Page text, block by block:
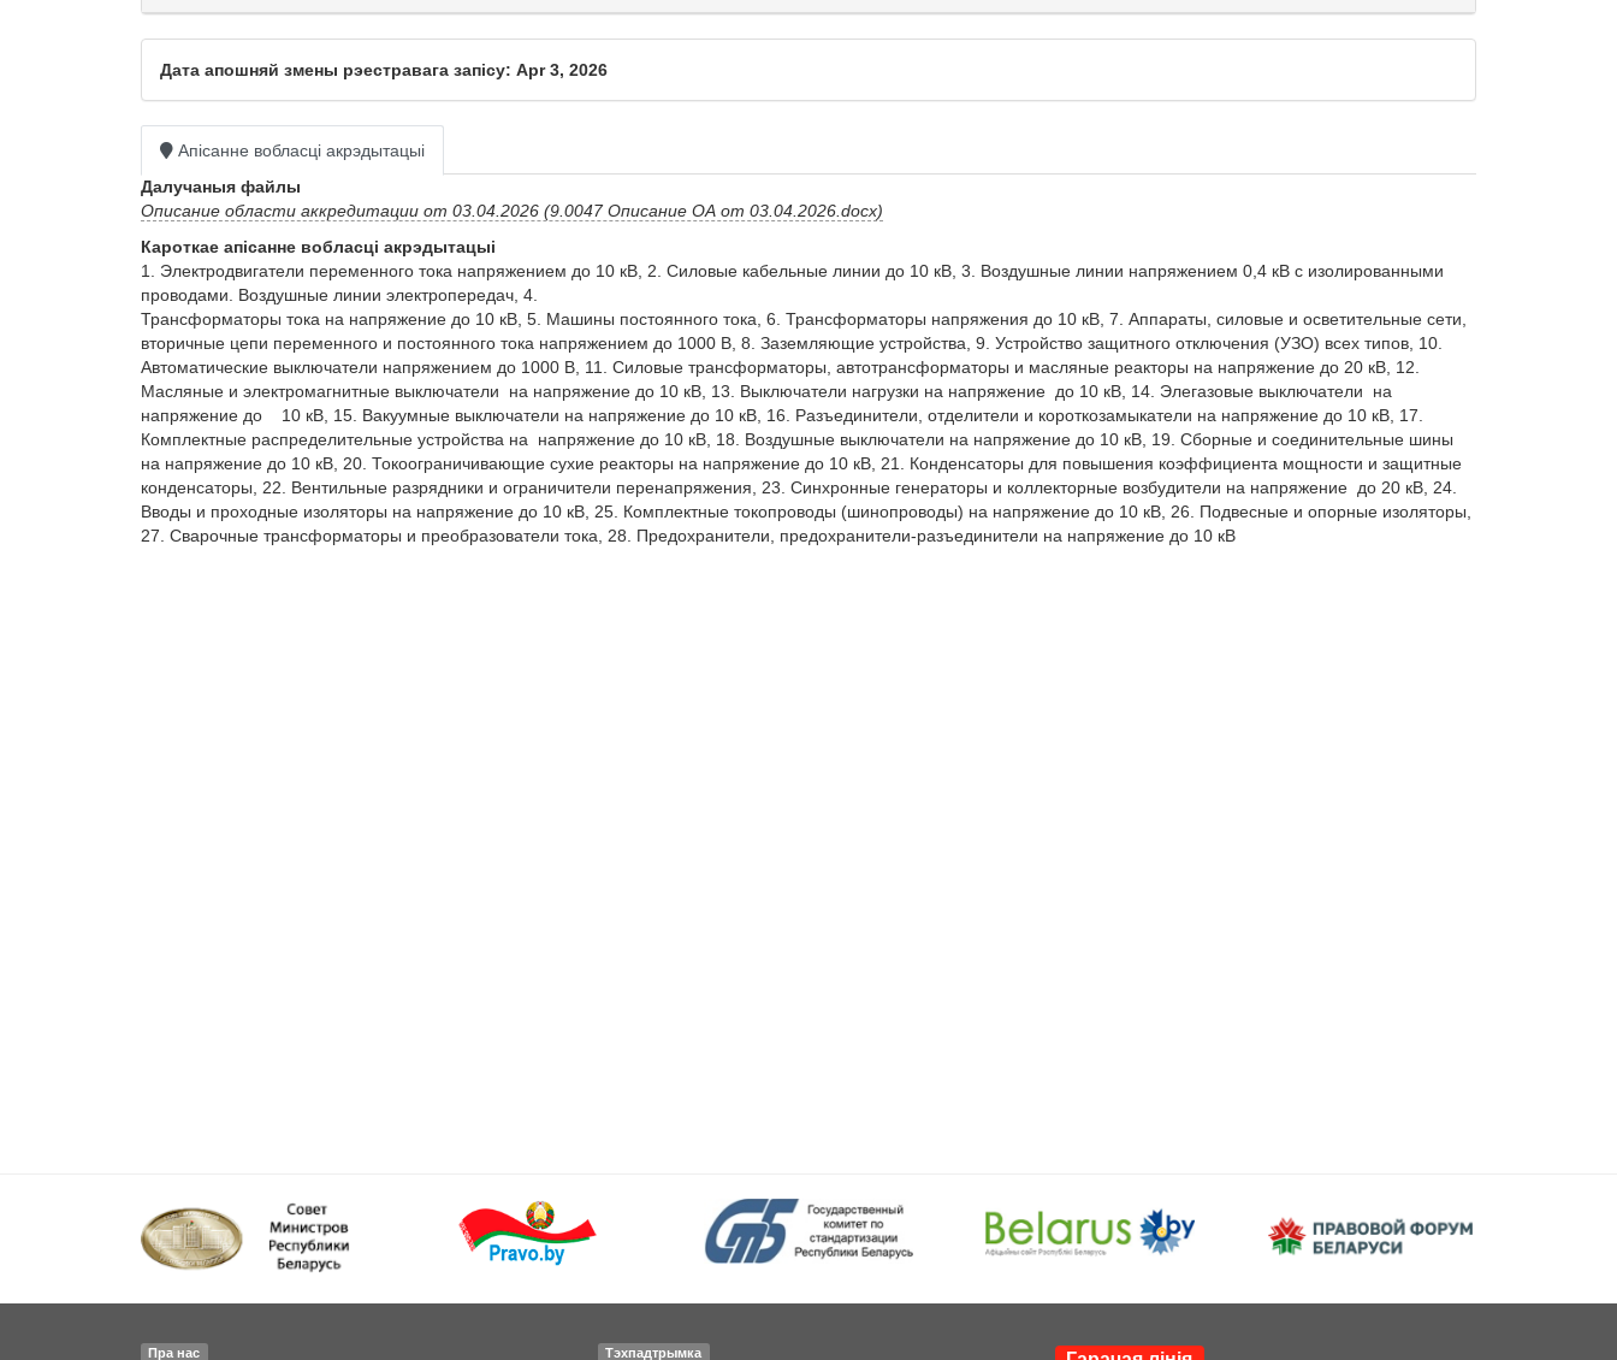
Дата апошняй змены рэестравага запісу: Apr 3, 2026
Апісанне вобласці акрэдытацыі
Далучаныя файлы
Описание области аккредитации от 03.04.2026 (9.0047 Описание ОА от 03.04.2026.docx)
Кароткае апісанне вобласці акрэдытацыі
1. Электродвигатели переменного тока напряжением до 10 кВ, 2. Силовые кабельные линии до 10 кВ, 3. Воздушные линии напряжением 0,4 кВ с изолированными
проводами. Воздушные линии электропередач, 4.
Трансформаторы тока на напряжение до 10 кВ, 5. Машины постоянного тока, 6. Трансформаторы напряжения до 10 кВ, 7. Аппараты, силовые и осветительные сети,
вторичные цепи переменного и постоянного тока напряжением до 1000 В, 8. Заземляющие устройства, 9. Устройство защитного отключения (УЗО) всех типов, 10.
Автоматические выключатели напряжением до 1000 В, 11. Силовые трансформаторы, автотрансформаторы и масляные реакторы на напряжение до 20 кВ, 12.
Масляные и электромагнитные выключатели  на напряжение до 10 кВ, 13. Выключатели нагрузки на напряжение  до 10 кВ, 14. Элегазовые выключатели  на
напряжение до    10 кВ, 15. Вакуумные выключатели на напряжение до 10 кВ, 16. Разъединители, отделители и короткозамыкатели на напряжение до 10 кВ, 17.
Комплектные распределительные устройства на  напряжение до 10 кВ, 18. Воздушные выключатели на напряжение до 10 кВ, 19. Сборные и соединительные шины
на напряжение до 10 кВ, 20. Токоограничивающие сухие реакторы на напряжение до 10 кВ, 21. Конденсаторы для повышения коэффициента мощности и защитные
конденсаторы, 22. Вентильные разрядники и ограничители перенапряжения, 23. Синхронные генераторы и коллекторные возбудители на напряжение  до 20 кВ, 24.
Вводы и проходные изоляторы на напряжение до 10 кВ, 25. Комплектные токопроводы (шинопроводы) на напряжение до 10 кВ, 26. Подвесные и опорные изоляторы,
27. Сварочные трансформаторы и преобразователи тока, 28. Предохранители, предохранители-разъединители на напряжение до 10 кВ
Пра нас Тэхпадтрымка